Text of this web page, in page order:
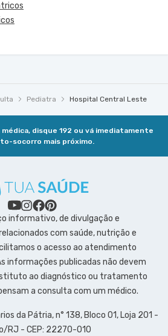
Pediatra Hospital Central Leste
médica, disque 192 ou vá imediatamente
socorro mais próximo.
informativo, de divulgação e
com saúde, nutrição e
o acesso ao atendimento
informações publicadas não devem
ao diagnóstico ou tratamento
a consulta com um médico.
da Pátria, n° 138, Bloco 01, Loja 201 -
RJ - CEP: 22270-010